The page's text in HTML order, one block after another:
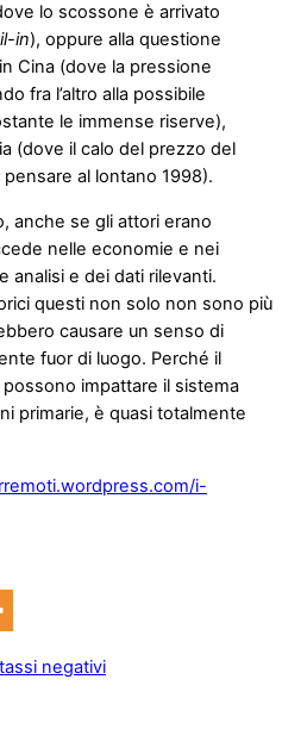
lo scossone è arrivato
in), oppure alla questione
Cina (dove la pressione
fra l’altro alla possibile
le immense riserve),
(dove il calo del prezzo del
al lontano 1998).
anche se gli attori erano
nelle economie e nei
analisi e dei dati rilevanti.
questi non solo non sono più
causare un senso di
fuor di luogo. Perché il
impattare il sistema
primarie, è quasi totalmente
i-
negativi